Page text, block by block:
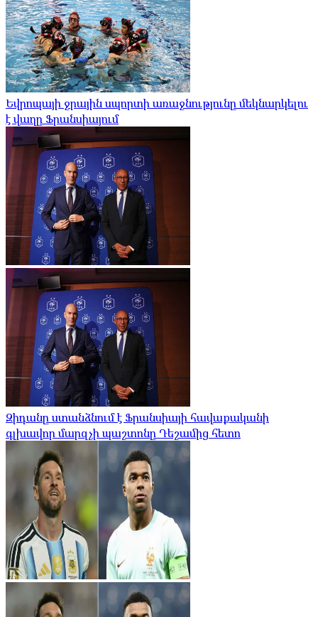
Եվրոպայի ջրային սպորտի առաջնությունը մեկնարկելու
է վաղը Ֆրանսիայում
Զիդանը ստանձնում է Ֆրանսիայի հավաքականի
գլխավոր մարզչի պաշտոնը Դեշամից հետո